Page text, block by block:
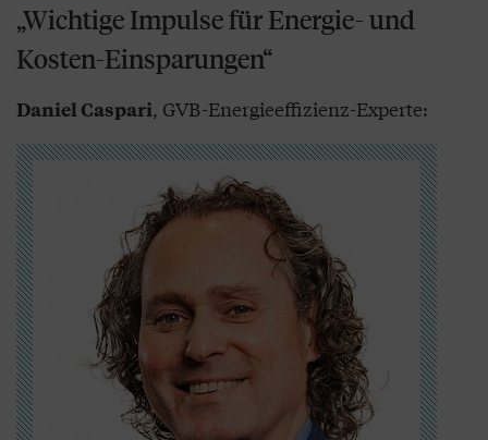
„Wichtige Impulse für Energie- und
Kosten-Einsparungen“
Daniel Caspari, GVB-Energieeffizienz-Experte: